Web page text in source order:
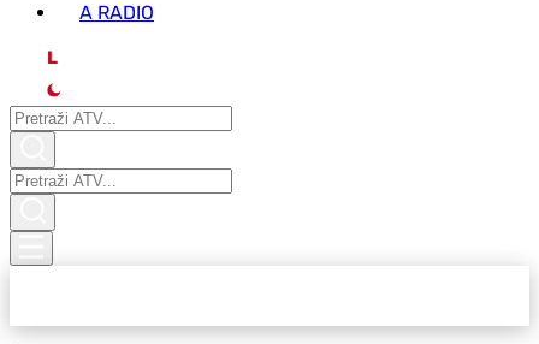
A RADIO
L